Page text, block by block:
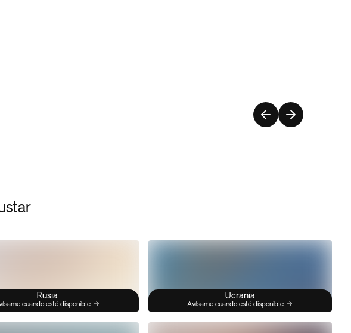
Rusia
cuando esté disponible
Ucrania
Avísame cuando esté disponible